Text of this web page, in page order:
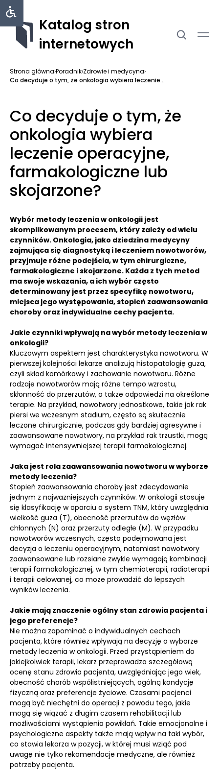
Katalog stron
internetowych
Strona główna›Poradnik›Zdrowie i medycyna›
Co decyduje o tym, że onkologia wybiera leczenie...
Co decyduje o tym, że
onkologia wybiera
leczenie operacyjne,
farmakologiczne lub
skojarzone?
Wybór metody leczenia w onkologii jest
skomplikowanym procesem, który zależy od wielu
czynników. Onkologia, jako dziedzina medycyny
zajmująca się diagnostyką i leczeniem nowotworów,
przyjmuje różne podejścia, w tym chirurgiczne,
farmakologiczne i skojarzone. Każda z tych metod
ma swoje wskazania, a ich wybór często
determinowany jest przez specyfikę nowotworu,
miejsca jego występowania, stopień zaawansowania
choroby oraz indywidualne cechy pacjenta.
Jakie czynniki wpływają na wybór metody leczenia w
onkologii?
Kluczowym aspektem jest charakterystyka nowotworu. W
pierwszej kolejności lekarze analizują histopatologię guza,
czyli skład komórkowy i zachowanie nowotworu. Różne
rodzaje nowotworów mają różne tempo wzrostu,
skłonność do przerzutów, a także odpowiedzi na określone
terapie. Na przykład, nowotwory jednostkowe, takie jak rak
piersi we wczesnym stadium, często są skutecznie
leczone chirurgicznie, podczas gdy bardziej agresywne i
zaawansowane nowotwory, na przykład rak trzustki, mogą
wymagać intensywniejszej terapii farmakologicznej.
Jaka jest rola zaawansowania nowotworu w wyborze
metody leczenia?
Stopień zaawansowania choroby jest zdecydowanie
jednym z najważniejszych czynników. W onkologii stosuje
się klasyfikację w oparciu o system TNM, który uwzględnia
wielkość guza (T), obecność przerzutów do węzłów
chłonnych (N) oraz przerzuty odległe (M). W przypadku
nowotworów wczesnych, często podejmowana jest
decyzja o leczeniu operacyjnym, natomiast nowotwory
zaawansowane lub rozsiane zwykle wymagają kombinacji
terapii farmakologicznej, w tym chemioterapii, radioterapii
i terapii celowanej, co może prowadzić do lepszych
wyników leczenia.
Jakie mają znaczenie ogólny stan zdrowia pacjenta i
jego preferencje?
Nie można zapominać o indywidualnych cechach
pacjenta, które również wpływają na decyzję o wyborze
metody leczenia w onkologii. Przed przystąpieniem do
jakiejkolwiek terapii, lekarz przeprowadza szczegółową
ocenę stanu zdrowia pacjenta, uwzględniając jego wiek,
obecność chorób współistniejących, ogólną kondycję
fizyczną oraz preferencje życiowe. Czasami pacjenci
mogą być niechętni do operacji z powodu tego, jakie
mogą się wiązać z długim czasem rehabilitacji lub
możliwościami wystąpienia powikłań. Takie emocjonalne i
psychologiczne aspekty także mają wpływ na taki wybór,
co stawia lekarza w pozycji, w której musi wziąć pod
uwagę nie tylko rekomendacje medyczne, ale również
potrzeby pacjenta.